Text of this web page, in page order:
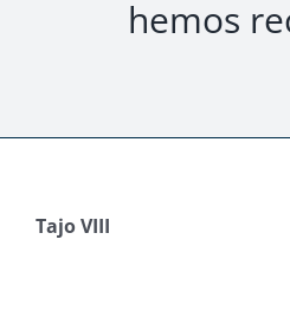
hemos
Tajo VIII